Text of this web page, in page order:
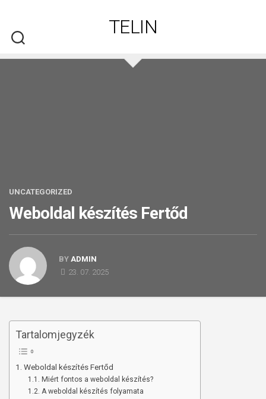
content
TELIN
UNCATEGORIZED
Weboldal készítés​ Fertőd
BY ADMIN
23. 07. 2025
Tartalomjegyzék
Weboldal készítés Fertőd
Miért fontos a weboldal készítés?
A weboldal készítés folyamata